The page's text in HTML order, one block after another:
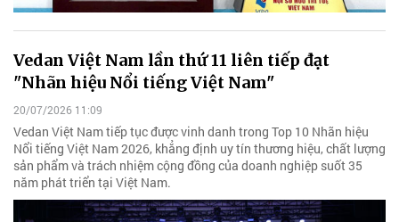
Vedan Việt Nam lần thứ 11 liên tiếp đạt
"Nhãn hiệu Nổi tiếng Việt Nam"
20/07/2026 11:09
Vedan Việt Nam tiếp tục được vinh danh trong Top 10 Nhãn hiệu
Nổi tiếng Việt Nam 2026, khẳng định uy tín thương hiệu, chất lượng
sản phẩm và trách nhiệm cộng đồng của doanh nghiệp suốt 35
năm phát triển tại Việt Nam.